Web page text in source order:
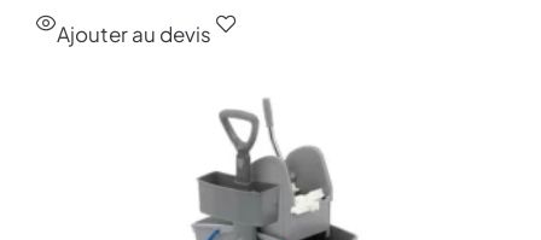
Ajouter au devis